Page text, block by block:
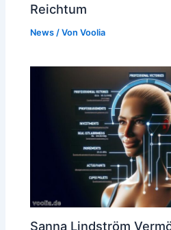
Reichtum
News / VonVoolia
Sanna Lindström